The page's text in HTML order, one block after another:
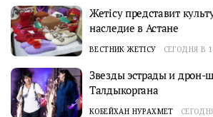
Жетісу представит
наследие в Астане
ВЕСТНИК ЖЕТІСУ СЕГОДНЯ В
Звезды эстрады и дрон-
Талдыкоргана
КОБЕЙХАН НУРАХМЕТ